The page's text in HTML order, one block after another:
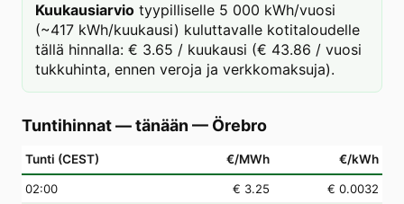
Kuukausiarvio tyypilliselle 5 000 kWh/vuosi
(~417 kWh/kuukausi) kuluttavalle kotitaloudelle
tällä hinnalla: € 3.65 / kuukausi (€ 43.86 / vuosi
tukkuhinta, ennen veroja ja verkkomaksuja).
Tuntihinnat — tänään — Örebro
Tunti (CEST) €/MWh €/kWh
02:00 € 3.25
€ 0.0032